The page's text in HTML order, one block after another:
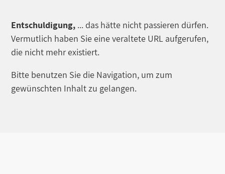
Entschuldigung, ... das hätte nicht passieren dürfen.
Vermutlich haben Sie eine veraltete URL aufgerufen,
die nicht mehr existiert.
Bitte benutzen Sie die Navigation, um zum
gewünschten Inhalt zu gelangen.